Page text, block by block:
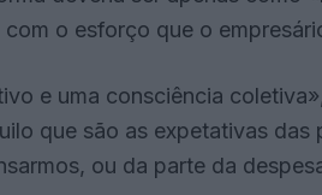
o esforço que o
e uma consciência
que são as expetativas das
ou da parte da